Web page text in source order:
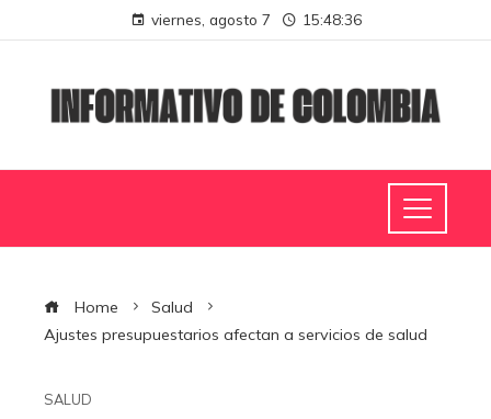
viernes, agosto 7 15:48:37
Home
Salud
Ajustes presupuestarios afectan a servicios de salud
SALUD